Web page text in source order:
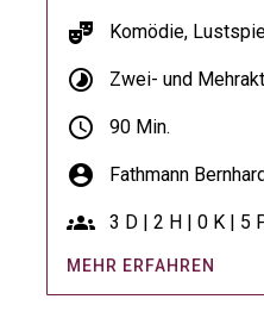
theater_comedy Komödie,
timelapse Zwei- und
schedule 90 Min.
account_circle Fathmann
groups 3 D | 2 H | 0 K | 5
MEHR ERFAHREN